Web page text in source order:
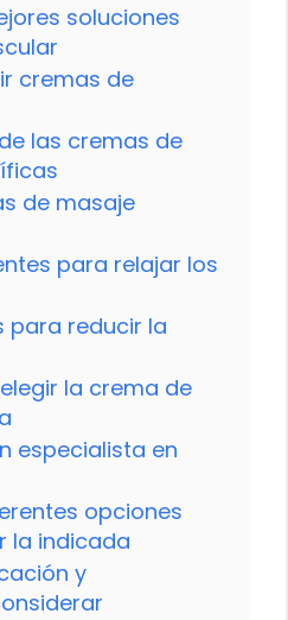
soluciones
cremas de
las cremas de
de masaje
para relajar los
para reducir la
la crema de
especialista en
opciones
la indicada
y